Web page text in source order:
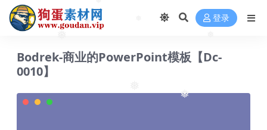
❅
❅
❅
登录
Bodrek-商业的PowerPoint模板【Dc-
0010】